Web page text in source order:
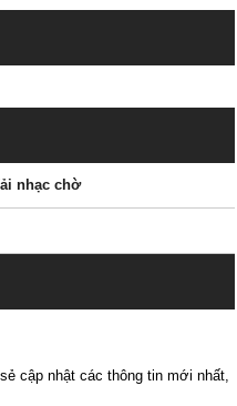
nhạc chờ
cập nhật các thông tin mới nhất,